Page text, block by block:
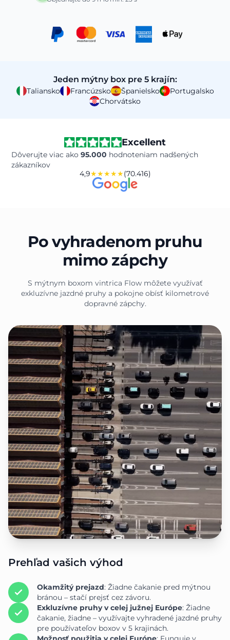
Jeden mýtny box pre 5 krajín:
Taliansko Francúzsko Španielsko
Portugalsko
Chorvátsko
Excellent
Dôverujte viac ako 95.000 hodnoteniam nadšených
zákazníkov
4,9★★★★★(70.416)
Po vyhradenom pruhu
mimo zápchy
S mýtnym boxom vintrica Flow môžete využívať
exkluzívne jazdné pruhy a pokojne obísť kilometrové
dopravné zápchy.
Prehľad vašich výhod
Okamžitý prejazd: Žiadne čakanie pred mýtnou
bránou – stačí prejsť cez závoru.
Exkluzívne pruhy v celej južnej Európe: Žiadne
čakanie, žiadne – využívajte vyhradené jazdné pruhy
pre používateľov boxov v 5 krajinách.